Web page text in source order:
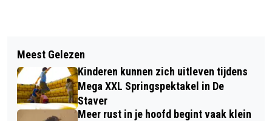
SCHOTEJILLERS OPNIEUW GOED VOOR
PROVINCIALE TITELS
ZES NIEUWE GEDENKBOMEN GEPLANT
Meest Gelezen
Kinderen kunnen zich uitleven tijdens
Mega XXL Springspektakel in De
Staver
Meer rust in je hoofd begint vaak klein